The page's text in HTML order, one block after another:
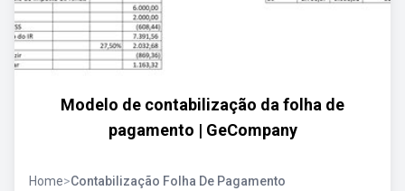
Modelo de contabilização da folha de
pagamento | GeCompany
Home>Contabilização Folha De Pagamento